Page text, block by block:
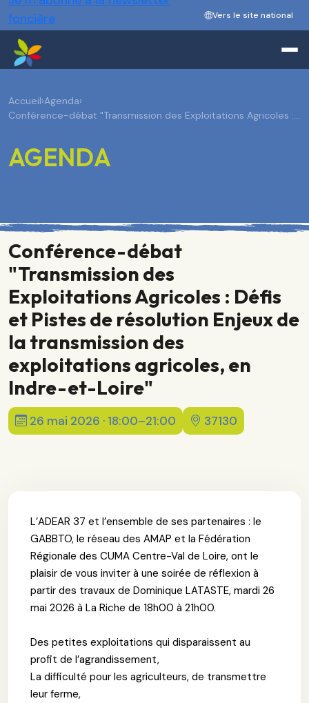
foncière
Vers le site national
Accueil›Agenda›
Conférence-débat "Transmission des Exploitations Agricoles :…
AGENDA
Conférence-débat
"Transmission des
Exploitations Agricoles : Défis
et Pistes de résolution Enjeux de
la transmission des
exploitations agricoles, en
Indre-et-Loire"
26 mai 2026 · 18:00–21:00 37130
L’ADEAR 37 et l’ensemble de ses partenaires : le
GABBTO, le réseau des AMAP et la Fédération
Régionale des CUMA Centre-Val de Loire, ont le
plaisir de vous inviter à une soirée de réflexion à
partir des travaux de Dominique LATASTE, mardi 26
mai 2026 à La Riche de 18h00 à 21h00.
Des petites exploitations qui disparaissent au
profit de l’agrandissement,
La difficulté pour les agriculteurs, de transmettre
leur ferme,